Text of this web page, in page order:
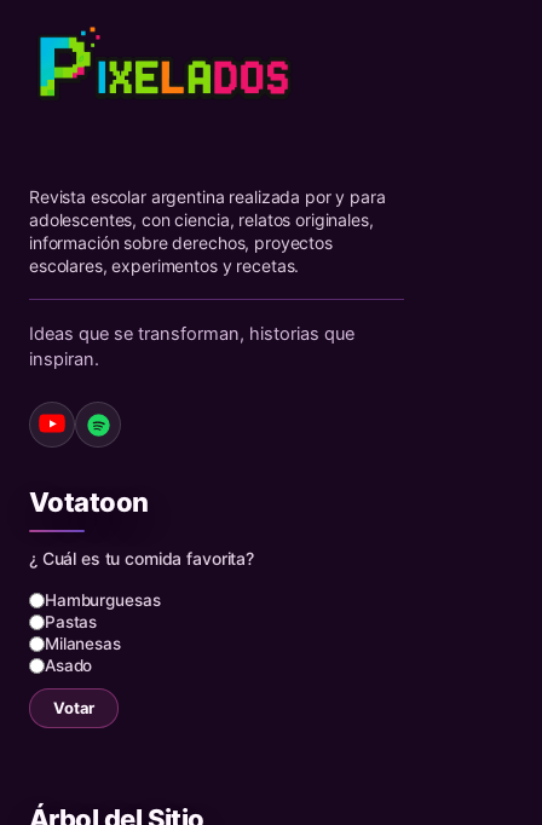
Revista escolar argentina realizada por y para
adolescentes, con ciencia, relatos originales,
información sobre derechos, proyectos
escolares, experimentos y recetas.
Ideas que se transforman, historias que
inspiran.
Votatoon
¿ Cuál es tu comida favorita?
Hamburguesas
Pastas
Milanesas
Asado
Votar